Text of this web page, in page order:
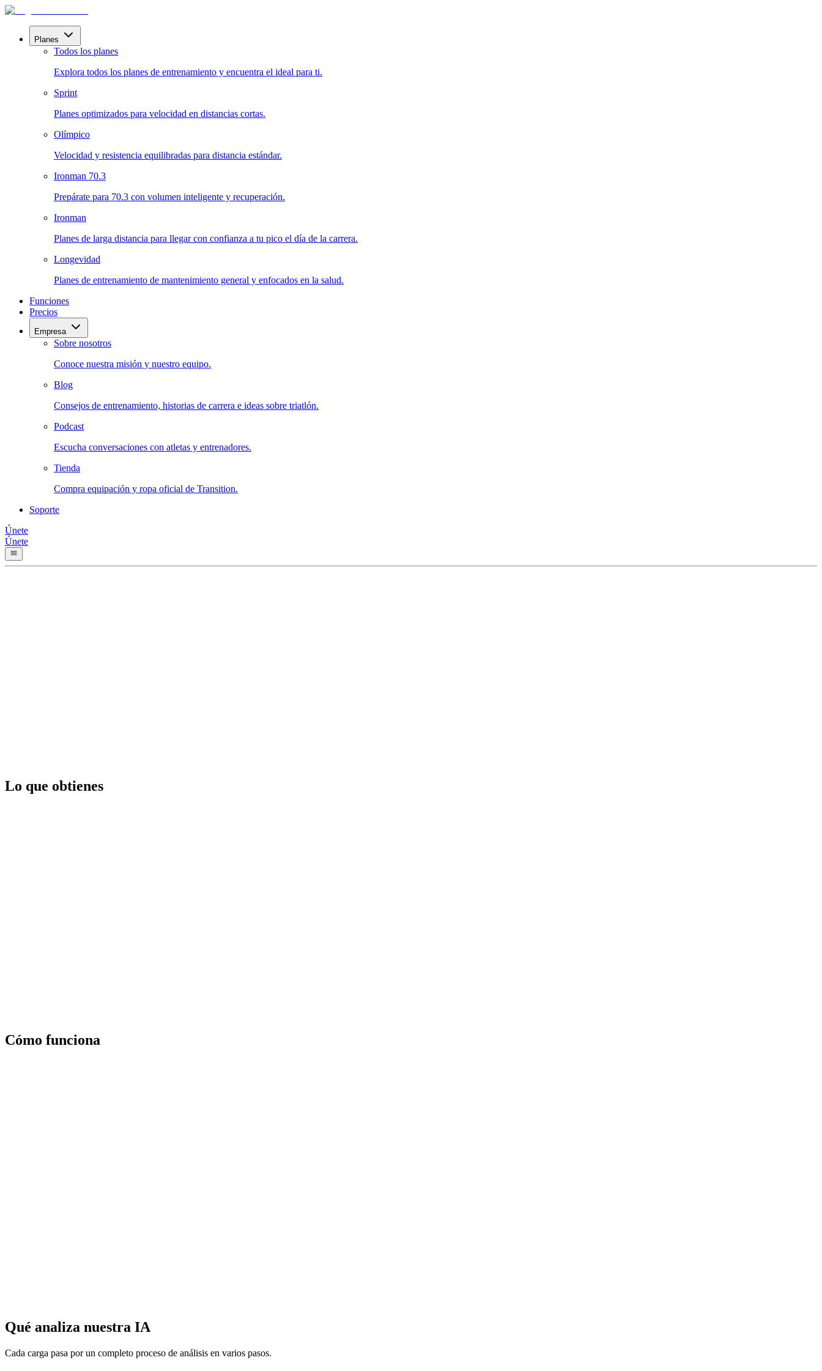
Planes
Todos los planes
Explora todos los planes de entrenamiento y encuentra el ideal para ti.
Sprint
Planes optimizados para velocidad en distancias cortas.
Olímpico
Velocidad y resistencia equilibradas para distancia estándar.
Ironman 70.3
Prepárate para 70.3 con volumen inteligente y recuperación.
Ironman
Planes de larga distancia para llegar con confianza a tu pico el día de la carrera.
Longevidad
Planes de entrenamiento de mantenimiento general y enfocados en la salud.
Funciones
Precios
Empresa
Sobre nosotros
Conoce nuestra misión y nuestro equipo.
Blog
Consejos de entrenamiento, historias de carrera e ideas sobre triatlón.
Podcast
Escucha conversaciones con atletas y entrenadores.
Tienda
Compra equipación y ropa oficial de Transition.
Soporte
Únete
Únete
Lo que obtienes
Cómo funciona
Qué analiza nuestra IA
Cada carga pasa por un completo proceso de análisis en varios pasos.